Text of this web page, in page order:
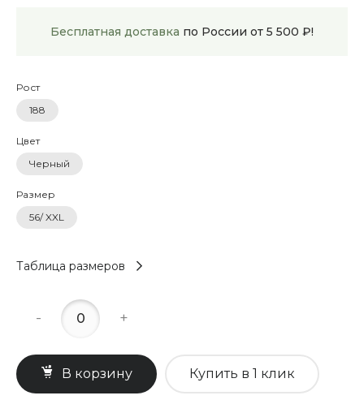
Бесплатная доставка по России от 5 500 ₽!
Рост
188
Цвет
Черный
Размер
56/ XXL
Таблица размеров
- +
В корзину Купить в 1 клик